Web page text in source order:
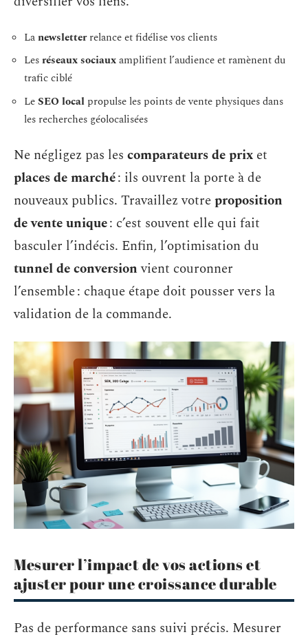
Lanewsletterrelance et fidélise vos clients
Lesréseaux sociauxamplifient l’audience et ramènent du
trafic ciblé
LeSEO local propulse les points de vente physiques dans
les recherches géolocalisées
Ne négligez pas les comparateurs de prix et
places de marché: ils ouvrent la porte à de
nouveaux publics. Travaillez votreproposition
de vente unique: c’est souvent elle qui fait
basculer l’indécis. Enfin, l’optimisation du
tunnel de conversionvient couronner
l’ensemble : chaque étape doit pousser vers la
validation de la commande.
Mesurer l’impact de vos actions et
ajuster pour une croissance durable
Pas de performance sans suivi précis. Mesurer